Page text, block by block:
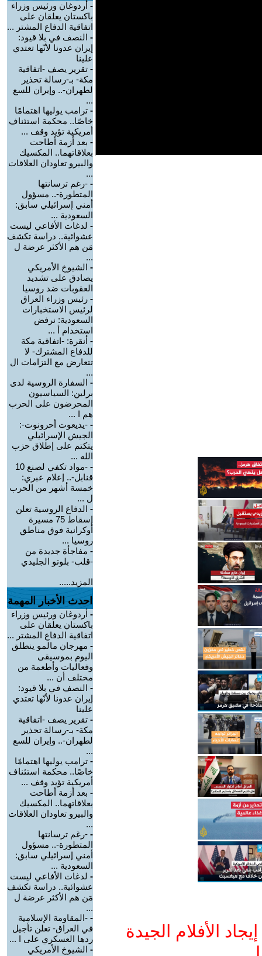
الأفلام الجيدة
- أردوغان ورئيس وزراء
باكستان يعلقان على
اتفاقية الدفاع المشتر ...
- النصف في بلا قيود:
إيران عدونا لأنّها تعتدي
علينا
- تقرير يصف -اتفاقية
مكة- بـ-رسالة تحذير
لطهران-.. وإيران للسع
...
- ترامب يوليها اهتمامًا
خاصًا.. محكمة استئناف
أمريكية تؤيد وقف ...
- بعد أزمة أطاحت
بعلاقاتهما.. المكسيك
والبيرو تعاودان العلاقات
...
- -رغم ترسانتها
المتطورة-.. مسؤول
أمني إسرائيلي سابق:
السعودية ...
- لدغات الأفاعي ليست
عشوائية.. دراسة تكشف
مَن هم الأكثر عرضة ل
...
- الشيوخ الأمريكي
يصادق على تشديد
العقوبات ضد روسيا
- رئيس وزراء العراق
لرئيس الاستخبارات
السعودية: نرفض
استخدام أ ...
- أنقرة: -اتفاقية مكة
للدفاع المشترك- لا
تتعارض مع التزامات ال
...
- السفارة الروسية لدى
برلين: السياسيون
المحرضون على الحرب
هم ا ...
- -يديعوت أحرونوت-:
الجيش الإسرائيلي
يتكتم على إطلاق حزب
الله ...
-
-مواد تكفي لصنع 10
قنابل-.. إعلام عبري:
خمسة أشهر من الحرب
ل ...
- الدفاع الروسية تعلن
إسقاط 75 مسيرة
أوكرانية فوق مناطق
روسيا ...
- مفاجأة جديدة من
-قلب- بلوتو الجليدي
المزيد.....
احدث الأخبار المهمة
- أردوغان ورئيس وزراء
باكستان يعلقان على
اتفاقية الدفاع المشتر ...
- مهرجان مالمو ينطلق
اليوم بموسيقى
وفعاليات وأطعمة من
مختلف أن ...
- النصف في بلا قيود:
إيران عدونا لأنّها تعتدي
علينا
- تقرير يصف -اتفاقية
مكة- بـ-رسالة تحذير
لطهران-.. وإيران للسع
...
- ترامب يوليها اهتمامًا
خاصًا.. محكمة استئناف
أمريكية تؤيد وقف ...
- بعد أزمة أطاحت
بعلاقاتهما.. المكسيك
والبيرو تعاودان العلاقات
...
- -رغم ترسانتها
المتطورة-.. مسؤول
أمني إسرائيلي سابق:
السعودية ...
- لدغات الأفاعي ليست
عشوائية.. دراسة تكشف
مَن هم الأكثر عرضة ل
...
- -المقاومة الإسلامية
في العراق- تعلن تأجيل
ردها العسكري على ا ...
- الشيوخ الأمريكي